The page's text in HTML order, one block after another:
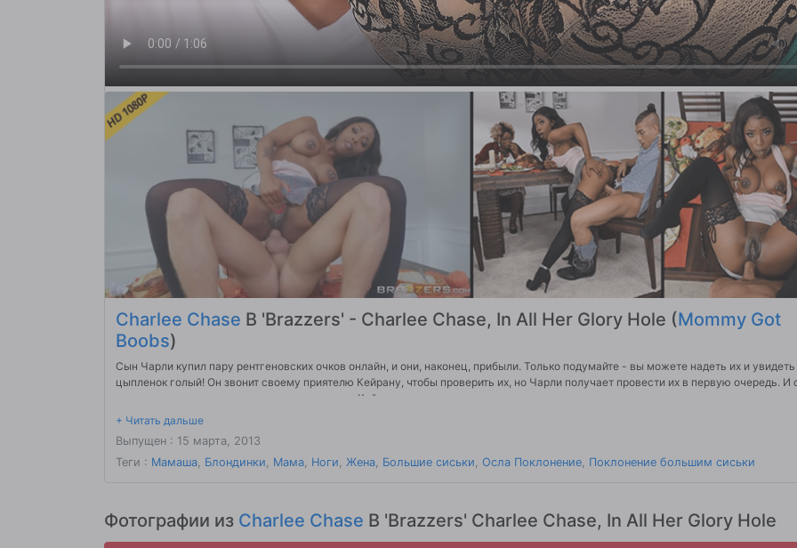
Charlee Chase В 'Brazzers' - Charlee Chase, In All Her Glory Hole (Mommy Got
Boobs)
Сын Чарли купил пару рентгеновских очков онлайн, и они, наконец, прибыли. Только подумайте - вы можете надеть их и
цыпленок голый! Он звонит своему приятелю Кейрану, чтобы проверить их, но Чарли получает провести их в первую очередь. И
точно знает, что с ними делать, когда приедет Кейран.
Выпущен : 15 марта, 2013
Теги : Мамаша Блондинки Мама Ноги Жена Большие сиськи Осла Поклонение Поклонение большим сиськи
Фотографии из Charlee Chase В 'Brazzers' Charlee Chase, In All Her Glory Hole